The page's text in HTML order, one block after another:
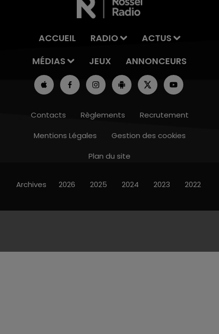
ACCUEIL RADIO
ACTUS
MÉDIAS
JEUX ANNONCEURS
Contacts Règlements
Recrutement
Mentions Légales
Gestion des cookies
Plan du site
Archives 2026 2025 2024 2023 2022